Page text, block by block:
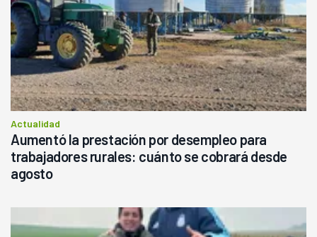
Actualidad
Aumentó la prestación por desempleo para
trabajadores rurales: cuánto se cobrará desde
agosto